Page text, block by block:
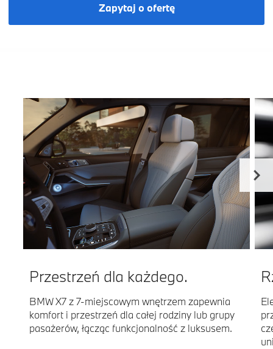
Zapytaj o ofertę
Przestrzeń dla każdego.
BMW X7 z 7-miejscowym wnętrzem zapewnia
komfort i przestrzeń dla całej rodziny lub grupy
pasażerów, łącząc funkcjonalność z luksusem.